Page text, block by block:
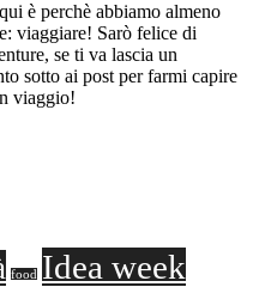
è perchè abbiamo almeno
viaggiare! Sarò felice di
se ti va lascia un
sotto ai post per farmi capire
viaggio!
food
Idea week